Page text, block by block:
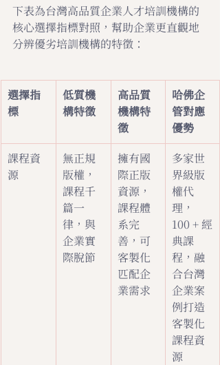
下表為台灣高品質企業人才培訓機構的
核心選擇指標對照，幫助企業更直觀地
分辨優劣培訓機構的特徵：
選擇指
標
低質機
構特徵
高品質
機構特
徵
哈佛企
管對應
優勢
課程資
源
無正規
版權，
課程千
篇一
律，與
企業實
際脫節
擁有國
際正版
資源，
課程體
系完
善，可
客製化
匹配企
業需求
多家世
界級版
權代
理，
100 + 經
典課
程，融
合台灣
企業案
例打造
客製化
課程資
源